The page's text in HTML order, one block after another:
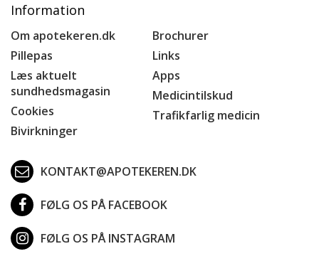
Information
Om apotekeren.dk
Pillepas
Læs aktuelt
sundhedsmagasin
Cookies
Bivirkninger
Brochurer
Links
Apps
Medicintilskud
Trafikfarlig medicin
KONTAKT@APOTEKEREN.DK
FØLG OS PÅ FACEBOOK
FØLG OS PÅ INSTAGRAM